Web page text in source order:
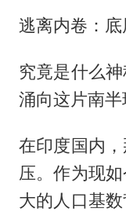
逃离内卷：
究竟是什么
涌向这片南半
在印度国内
压。作为现
大的人口基